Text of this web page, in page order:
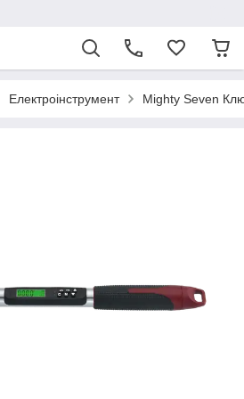
Електроінструмент Mighty Seven